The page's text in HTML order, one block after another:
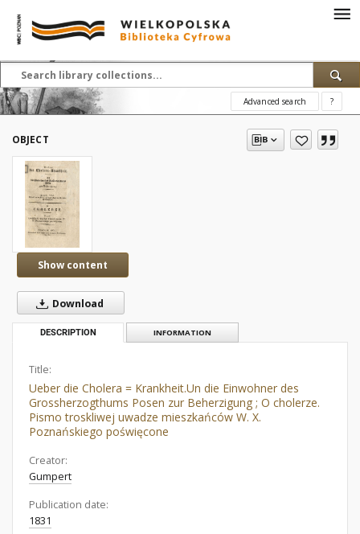
Advanced search ?
OBJECT
Show content
Download
DESCRIPTION INFORMATION
Title:
Ueber die Cholera = Krankheit.Un die Einwohner des
Grossherzogthums Posen zur Beherzigung ; O cholerze.
Pismo troskliwej uwadze mieszkańców W. X.
Poznańskiego poświęcone
Creator:
Gumpert
Publication date:
1831